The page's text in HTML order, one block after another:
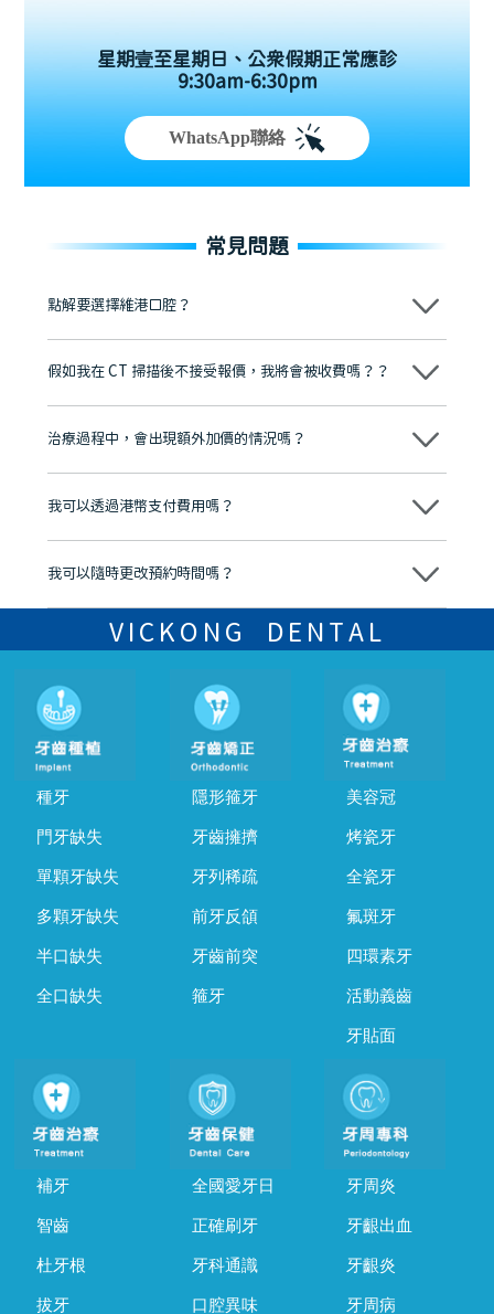
星期壹至星期日、公眾假期正常應診
9:30am-6:30pm
WhatsApp聯絡
常見問題
點解要選擇維港口腔？
維港口腔踐行「醫道濟世」的大學校訓，各分院匯聚來自香港、內地的
牌」、「2025香港企業領袖品牌」，是諾貝爾種植系統全球放心植牙中
至今已服務超過三十個國家和地區的顧客，受到粵港澳大灣區及周邊城
市市民極高的口碑評價及信任推薦 珠海、深圳設有八大分院，香港亦設
有咨詢及服務保障中心，有任何問題都可以隨時預約免費咨詢，讓人十
假如我在 CT 掃描後不接受報價，我將會被收費嗎？？
不會！只要未開始實際服務之前，你不會被收取任何費用。
治療過程中，會出現額外加價的情況嗎？
不會，治療前我們會詳細說明治療方案及對應的價錢，顧客同意並簽字
我可以透過港幣支付費用嗎？
可以。維港口腔會按照當日匯率轉算收取費用，而匯率會及時告知客人
我可以隨時更改預約時間嗎？
可以，請盡早通過wechat或whatsapp聯絡我們，告知我們你原本預約
的時間及資料，並且重新預約的日期及時段
VICKONG DENTAL
種牙
門牙缺失
單顆牙缺失
多顆牙缺失
半口缺失
全口缺失
隱形箍牙
牙齒擁擠
牙列稀疏
前牙反頜
牙齒前突
箍牙
美容冠
烤瓷牙
全瓷牙
氟斑牙
四環素牙
活動義齒
牙貼面
補牙
智齒
杜牙根
拔牙
全國愛牙日
正確刷牙
牙科通識
口腔異味
牙周炎
牙齦出血
牙齦炎
牙周病